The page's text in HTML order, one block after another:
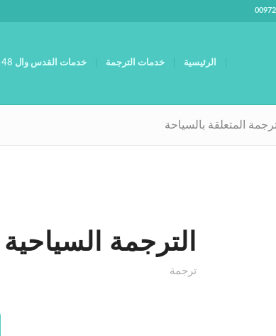
الرئيسية خدمات الترجمة خدمات القدس وال 48
الترجمة
ترجمة